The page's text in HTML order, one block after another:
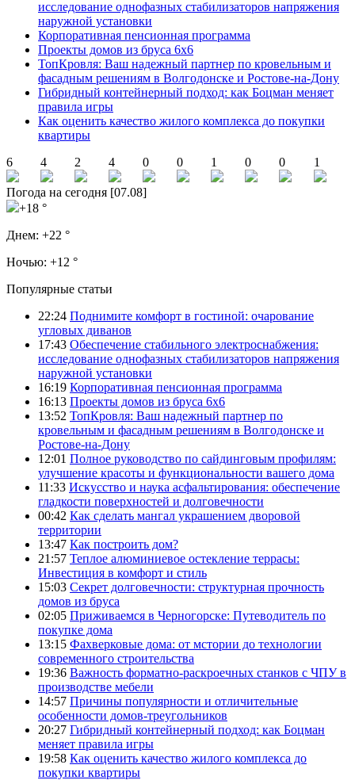
исследование однофазных стабилизаторов напряжения
наружной установки
Корпоративная пенсионная программа
Проекты домов из бруса 6х6
ТопКровля: Ваш надежный партнер по кровельным и
фасадным решениям в Волгодонске и Ростове-на-Дону
Гибридный контейнерный подход: как Боцман меняет
правила игры
Как оценить качество жилого комплекса до покупки
квартиры
6
4 2 4 0 0 1 0 0 1
Погода на сегодня [07.08]
+18 °
Днем: +22 °
Ночью: +12 °
Популярные статьи
22:24 Поднимите комфорт в гостиной: очарование
угловых диванов
17:43 Обеспечение стабильного электроснабжения:
исследование однофазных стабилизаторов напряжения
наружной установки
16:19 Корпоративная пенсионная программа
16:13 Проекты домов из бруса 6х6
13:52 ТопКровля: Ваш надежный партнер по
кровельным и фасадным решениям в Волгодонске и
Ростове-на-Дону
12:01 Полное руководство по сайдинговым профилям:
улучшение красоты и функциональности вашего дома
11:33 Искусство и наука асфальтирования: обеспечение
гладкости поверхностей и долговечности
00:42 Как сделать мангал украшением дворовой
территории
13:47 Как построить дом?
21:57 Теплое алюминиевое остекление террасы:
Инвестиция в комфорт и стиль
15:03 Секрет долговечности: структурная прочность
домов из бруса
02:05 Приживаемся в Черногорске: Путеводитель по
покупке дома
13:15 Фахверковые дома: от мстории до технологии
современного строительства
19:36 Важность форматно-раскроечных станков с ЧПУ в
производстве мебели
14:57 Причины популярности и отличительные
особенности домов-треугольников
20:27 Гибридный контейнерный подход: как Боцман
меняет правила игры
19:58 Как оценить качество жилого комплекса до
покупки квартиры